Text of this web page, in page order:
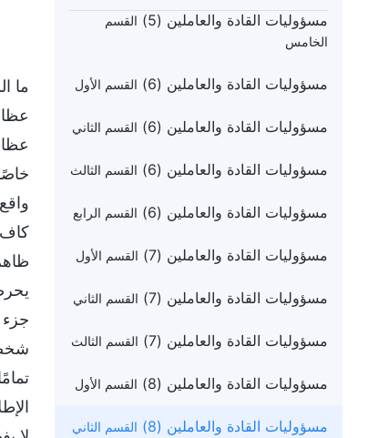
مسؤوليات القادة والعاملين (5)
القسم
الخامس
مسؤوليات القادة والعاملين (6) القسم الأول
مسؤوليات القادة والعاملين (6) القسم الثاني
مسؤوليات القادة والعاملين (6) القسم الثالث
مسؤوليات القادة والعاملين (6) القسم الرابع
مسؤوليات القادة والعاملين (7) القسم الأول
مسؤوليات القادة والعاملين (7) القسم الثاني
مسؤوليات القادة والعاملين (7) القسم الثالث
مسؤوليات القادة والعاملين (8) القسم الأول
مسؤوليات القادة والعاملين (8) القسم الثاني
ما